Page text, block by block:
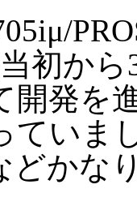
初か
開発を
ていま
どかな